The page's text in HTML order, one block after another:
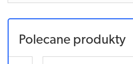
Polecane produkty